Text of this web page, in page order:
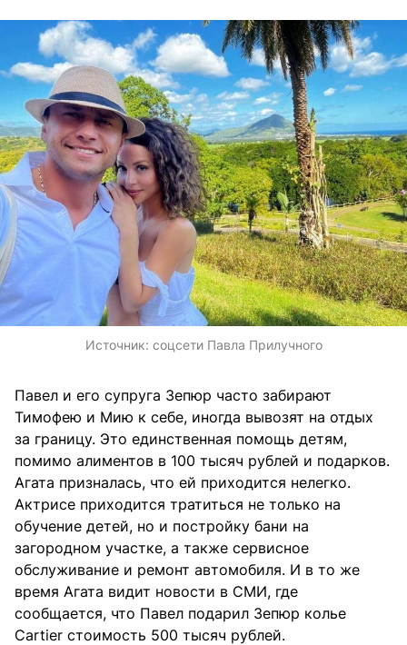
Источник: соцсети Павла Прилучного
Павел и его супруга Зепюр часто забирают
Тимофею и Мию к себе, иногда вывозят на отдых
за границу. Это единственная помощь детям,
помимо алиментов в 100 тысяч рублей и подарков.
Агата призналась, что ей приходится нелегко.
Актрисе приходится тратиться не только на
обучение детей, но и постройку бани на
загородном участке, а также сервисное
обслуживание и ремонт автомобиля. И в то же
время Агата видит новости в СМИ, где
сообщается, что Павел подарил Зепюр колье
Cartier стоимость 500 тысяч рублей.